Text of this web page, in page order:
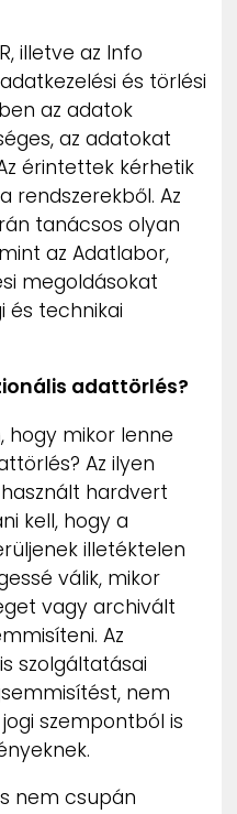
illetve az Info
és törlési
az adatok
az adatokat
érintettek kérhetik
rendszerekből. Az
tanácsos olyan
az Adatlabor,
megoldásokat
és technikai
adattörlés?
hogy mikor lenne
Az ilyen
hardvert
kell, hogy a
illetéktelen
válik, mikor
vagy archivált
Az
szolgáltatásai
nem
szempontból is
nem csupán